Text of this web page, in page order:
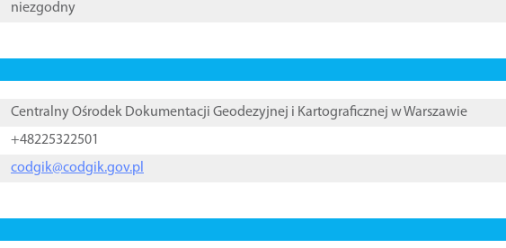
niezgodny
Centralny Ośrodek Dokumentacji Geodezyjnej i Kartograficznej w Warszawie
+48225322501
codgik@codgik.gov.pl